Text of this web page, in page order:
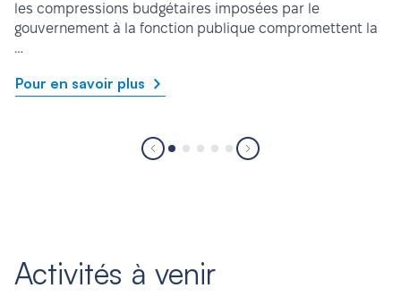
les compressions budgétaires imposées par le
gouvernement à la fonction publique compromettent la
…
Pour en savoir plus
Activités à venir